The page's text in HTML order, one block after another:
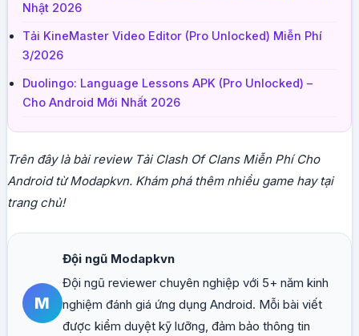
Nhật 2026
Tải KineMaster Video Editor (Pro Unlocked) Miễn Phí
3/2026
Duolingo: Language Lessons APK (Pro Unlocked) –
Cho Android Mới Nhất 2026
Trên đây là bài review Tải Clash Of Clans Miễn Phí Cho
Android từ Modapkvn. Khám phá thêm nhiều game hay tại
trang chủ!
M
Đội ngũ Modapkvn
Đội ngũ reviewer chuyên nghiệp với 5+ năm kinh
nghiệm đánh giá ứng dụng Android. Mỗi bài viết
được kiểm duyệt kỹ lưỡng, đảm bảo thông tin